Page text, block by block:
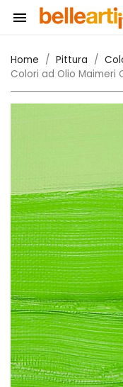

Home Pittura
Colori ad Olio Maimeri